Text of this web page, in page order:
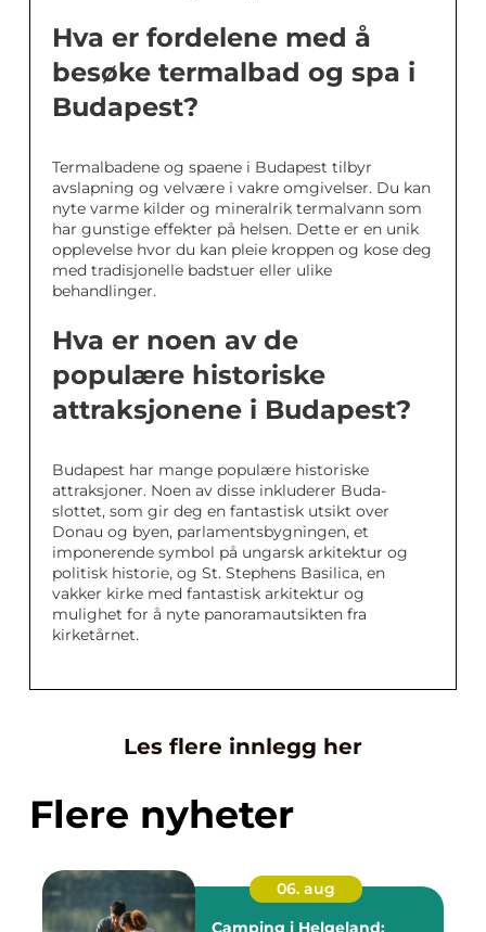
Hva er fordelene med å
besøke termalbad og spa i
Budapest?
Termalbadene og spaene i Budapest tilbyr
avslapning og velvære i vakre omgivelser. Du kan
nyte varme kilder og mineralrik termalvann som
har gunstige effekter på helsen. Dette er en unik
opplevelse hvor du kan pleie kroppen og kose deg
med tradisjonelle badstuer eller ulike
behandlinger.
Hva er noen av de
populære historiske
attraksjonene i Budapest?
Budapest har mange populære historiske
attraksjoner. Noen av disse inkluderer Buda-
slottet, som gir deg en fantastisk utsikt over
Donau og byen, parlamentsbygningen, et
imponerende symbol på ungarsk arkitektur og
politisk historie, og St. Stephens Basilica, en
vakker kirke med fantastisk arkitektur og
mulighet for å nyte panoramautsikten fra
kirketårnet.
Les flere innlegg her
Flere nyheter
06. aug
Camping i Helgeland: